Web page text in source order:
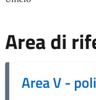
Area di
Area V -